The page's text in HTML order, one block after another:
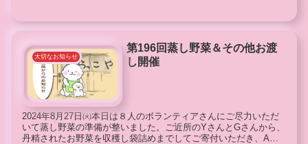
大切なお知らせ
第196回蒸し野菜＆その他お渡
し開催
2024年8月27日㈫本日は８人のボランティアさんにご尽力いただ
いて蒸し野菜の準備が整いました。ご近所のYさんとGさんから、
丹精されたお野菜を収穫し袋詰めまでしてご寄付いただき、A梨